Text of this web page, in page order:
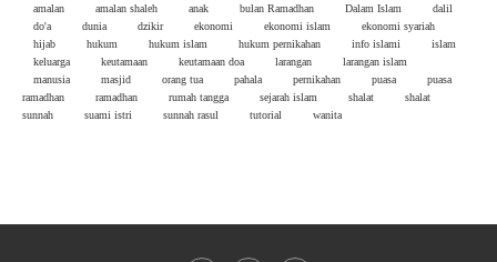
amalan
amalan shaleh anak bulan Ramadhan Dalam Islam
dalil
do'a
dunia dzikir ekonomi ekonomi islam
ekonomi syariah
hijab
hukum hukum islam hukum pernikahan info islami
islam
keluarga
keutamaan keutamaan doa larangan
larangan islam
manusia
masjid orang tua pahala pernikahan puasa
puasa
ramadhan
ramadhan rumah tangga sejarah islam shalat
shalat
sunnah
suami istri sunnah rasul tutorial wanita